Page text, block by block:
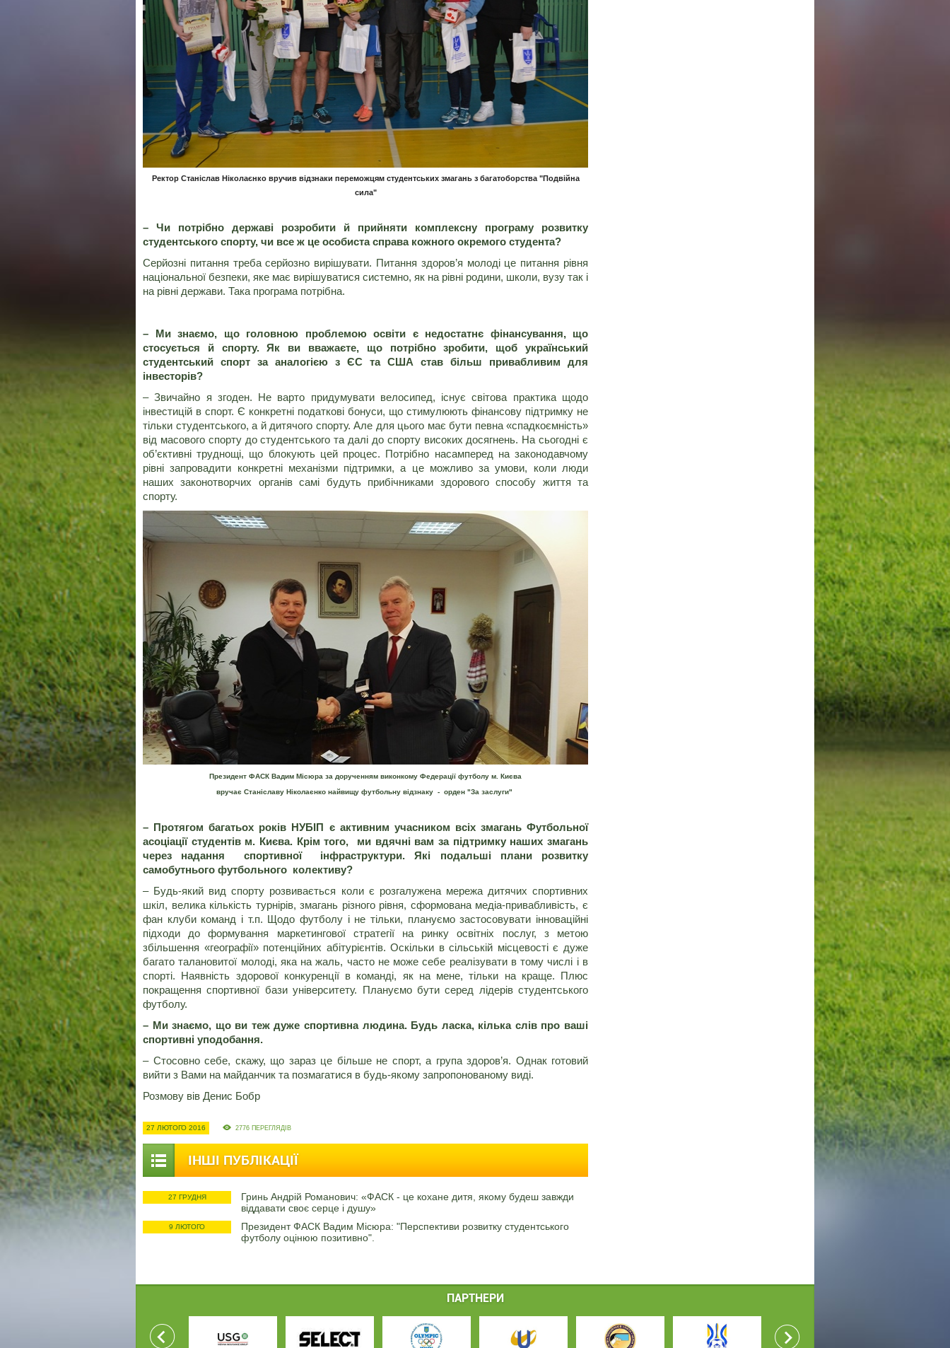
Ректор Станіслав Ніколаєнко вручив відзнаки переможцям студентських змагань з багатоборства "Подвійна
сила"
– Чи потрібно державі розробити й прийняти комплексну програму розвитку
студентського спорту, чи все ж це особиста справа кожного окремого студента?
Серйозні питання треба серйозно вирішувати. Питання здоров’я молоді це питання рівня
національної безпеки, яке має вирішуватися системно, як на рівні родини, школи, вузу так і
на рівні держави. Така програма потрібна.
–
Ми знаємо, що головною проблемою освіти є недостатнє фінансування, що
стосується й спорту. Як ви вважаєте, що потрібно зробити, щоб український
студентський спорт за аналогією з ЄС та США став більш привабливим для
інвесторів?
– Звичайно я згоден. Не варто придумувати велосипед, існує світова практика щодо
інвестицій в спорт. Є конкретні податкові бонуси, що стимулюють фінансову підтримку не
тільки студентського, а й дитячого спорту. Але для цього має бути певна «спадкоємність»
від масового спорту до студентського та далі до спорту високих досягнень. На сьогодні є
об’єктивні труднощі, що блокують цей процес. Потрібно насамперед на законодавчому
рівні запровадити конкретні механізми підтримки, а це можливо за умови, коли люди
наших законотворчих органів самі будуть прибічниками здорового способу життя та
спорту.
Президент ФАСК Вадим Місюра за дорученням виконкому Федерації футболу м. Києва
вручає Станіславу Ніколаєнко найвищу футбольну відзнаку - орден "За заслуги"
– Протягом багатьох років НУБІП є активним учасником всіх змагань Футбольної
асоціації студентів м. Києва. Крім того, ми вдячні вам за підтримку наших змагань
через надання спортивної інфраструктури. Які подальші плани розвитку
самобутнього футбольного колективу?
– Будь-який вид спорту розвивається коли є розгалужена мережа дитячих спортивних
шкіл, велика кількість турнірів, змагань різного рівня, сформована медіа-привабливість, є
фан клуби команд і т.п. Щодо футболу і не тільки, плануємо застосовувати інноваційні
підходи до формування маркетингової стратегії на ринку освітніх послуг, з метою
збільшення «географії» потенційних абітурієнтів. Оскільки в сільській місцевості є дуже
багато талановитої молоді, яка на жаль, часто не може себе реалізувати в тому числі і в
спорті. Наявність здорової конкуренції в команді, як на мене, тільки на краще. Плюс
покращення спортивної бази університету. Плануємо бути серед лідерів студентського
футболу.
– Ми знаємо, що ви теж дуже спортивна людина. Будь ласка, кілька слів про ваші
спортивні уподобання.
– Стосовно себе, скажу, що зараз це більше не спорт, а група здоров’я. Однак готовий
вийти з Вами на майданчик та позмагатися в будь-якому запропонованому виді.
Розмову вів Денис Бобр
27 ЛЮТОГО 2016 2776 ПЕРЕГЛЯДІВ
ІНШІ ПУБЛІКАЦІЇ
27 ГРУДНЯ
Гринь Андрій Романович: «ФАСК - це кохане дитя, якому будеш завжди
віддавати своє серце і душу»
9 ЛЮТОГО
Президент ФАСК Вадим Місюра: "Перспективи розвитку студентського
футболу оцінюю позитивно".
ПАРТНЕРИ